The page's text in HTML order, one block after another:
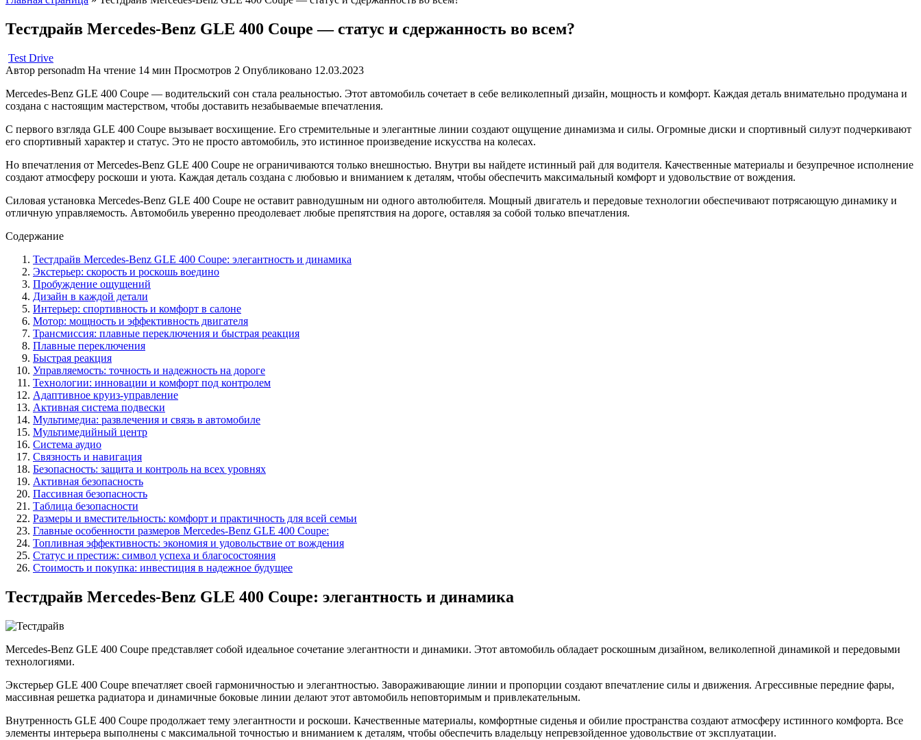
Тестдрайв Mercedes-Benz GLE 400 Coupe — статус и сдержанность во всем?
Test Drive
Автор personadm На чтение 14 мин Просмотров 2 Опубликовано 12.03.2023
Mercedes-Benz GLE 400 Coupe — водительский сон стала реальностью. Этот автомобиль сочетает в себе великолепный дизайн, мощность и комфорт. Каждая деталь внимательно продумана и
создана с настоящим мастерством, чтобы доставить незабываемые впечатления.
С первого взгляда GLE 400 Coupe вызывает восхищение. Его стремительные и элегантные линии создают ощущение динамизма и силы. Огромные диски и спортивный силуэт подчеркивают
его спортивный характер и статус. Это не просто автомобиль, это истинное произведение искусства на колесах.
Но впечатления от Mercedes-Benz GLE 400 Coupe не ограничиваются только внешностью. Внутри вы найдете истинный рай для водителя. Качественные материалы и безупречное исполнение
создают атмосферу роскоши и уюта. Каждая деталь создана с любовью и вниманием к деталям, чтобы обеспечить максимальный комфорт и удовольствие от вождения.
Силовая установка Mercedes-Benz GLE 400 Coupe не оставит равнодушным ни одного автолюбителя. Мощный двигатель и передовые технологии обеспечивают потрясающую динамику и
отличную управляемость. Автомобиль уверенно преодолевает любые препятствия на дороге, оставляя за собой только впечатления.
Содержание
Тестдрайв Mercedes-Benz GLE 400 Coupe: элегантность и динамика
Экстерьер: скорость и роскошь воедино
Пробуждение ощущений
Дизайн в каждой детали
Интерьер: спортивность и комфорт в салоне
Мотор: мощность и эффективность двигателя
Трансмиссия: плавные переключения и быстрая реакция
Плавные переключения
Быстрая реакция
Управляемость: точность и надежность на дороге
Технологии: инновации и комфорт под контролем
Адаптивное круиз-управление
Активная система подвески
Мультимедиа: развлечения и связь в автомобиле
Мультимедийный центр
Система аудио
Связность и навигация
Безопасность: защита и контроль на всех уровнях
Активная безопасность
Пассивная безопасность
Таблица безопасности
Размеры и вместительность: комфорт и практичность для всей семьи
Главные особенности размеров Mercedes-Benz GLE 400 Coupe:
Топливная эффективность: экономия и удовольствие от вождения
Статус и престиж: символ успеха и благосостояния
Стоимость и покупка: инвестиция в надежное будущее
Тестдрайв Mercedes-Benz GLE 400 Coupe: элегантность и динамика
Mercedes-Benz GLE 400 Coupe представляет собой идеальное сочетание элегантности и динамики. Этот автомобиль обладает роскошным дизайном, великолепной динамикой и передовыми
технологиями.
Экстерьер GLE 400 Coupe впечатляет своей гармоничностью и элегантностью. Завораживающие линии и пропорции создают впечатление силы и движения. Агрессивные передние фары,
массивная решетка радиатора и динамичные боковые линии делают этот автомобиль неповторимым и привлекательным.
Внутренность GLE 400 Coupe продолжает тему элегантности и роскоши. Качественные материалы, комфортные сиденья и обилие пространства создают атмосферу истинного комфорта. Все
элементы интерьера выполнены с максимальной точностью и вниманием к деталям, чтобы обеспечить владельцу непревзойденное удовольствие от эксплуатации.